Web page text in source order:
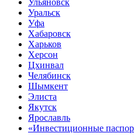
Уральск
Уфа
Хабаровск
Харьков
Херсон
Цхинвал
Челябинск
Шымкент
Элиста
Якутск
Ярославль
«Инвестиционные